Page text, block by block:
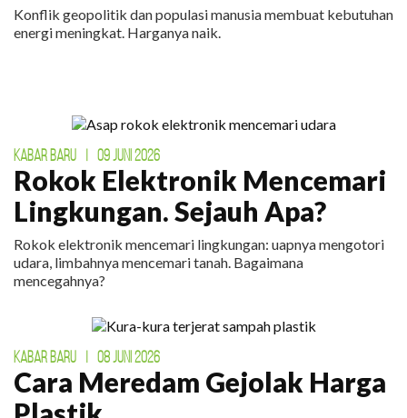
Konflik geopolitik dan populasi manusia membuat kebutuhan
energi meningkat. Harganya naik.
KABAR BARU 09 JUNI 2026
Rokok Elektronik Mencemari
Lingkungan. Sejauh Apa?
Rokok elektronik mencemari lingkungan: uapnya mengotori
udara, limbahnya mencemari tanah. Bagaimana
mencegahnya?
KABAR BARU 08 JUNI 2026
Cara Meredam Gejolak Harga